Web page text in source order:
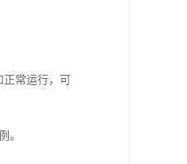
常运行，可
。